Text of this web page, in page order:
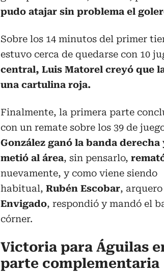
pudo atajar sin problema el
Sobre los 14 minutos del primer
estuvo cerca de quedarse con 10
central, Luis Matorel creyó que
una cartulina roja.
Finalmente, la primera parte
con un remate sobre los 39 de
González ganó la banda derecha
metió al área, sin pensarlo,
nuevamente, y como viene siendo
habitual, Rubén Escobar, arquero
Envigado, respondió y mandó el
córner.
Victoria para Águilas
parte complementaria